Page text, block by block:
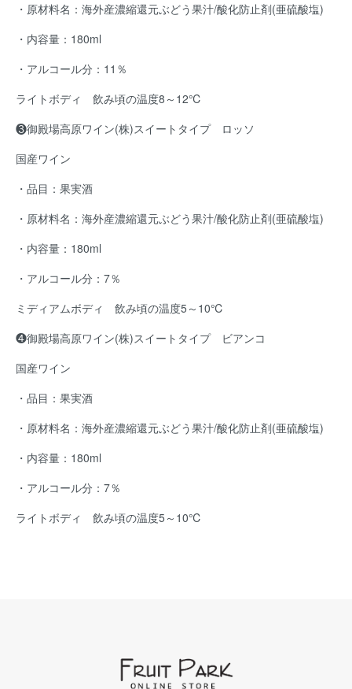
・原材料名：海外産濃縮還元ぶどう果汁/酸化防止剤(亜硫酸塩)
・内容量：180ml
・アルコール分：11％
ライトボディ 飲み頃の温度8～12℃
❸御殿場高原ワイン(株)スイートタイプ ロッソ
国産ワイン
・品目：果実酒
・原材料名：海外産濃縮還元ぶどう果汁/酸化防止剤(亜硫酸塩)
・内容量：180ml
・アルコール分：7％
ミディアムボディ 飲み頃の温度5～10℃
❹御殿場高原ワイン(株)スイートタイプ ビアンコ
国産ワイン
・品目：果実酒
・原材料名：海外産濃縮還元ぶどう果汁/酸化防止剤(亜硫酸塩)
・内容量：180ml
・アルコール分：7％
ライトボディ 飲み頃の温度5～10℃